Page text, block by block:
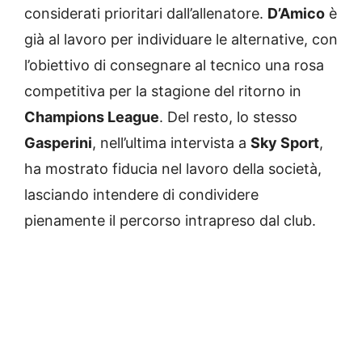
considerati prioritari dall’allenatore. D’Amico è
già al lavoro per individuare le alternative, con
l’obiettivo di consegnare al tecnico una rosa
competitiva per la stagione del ritorno in
Champions League. Del resto, lo stesso
Gasperini, nell’ultima intervista a Sky Sport,
ha mostrato fiducia nel lavoro della società,
lasciando intendere di condividere
pienamente il percorso intrapreso dal club.